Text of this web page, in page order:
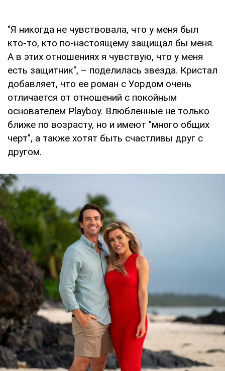
"Я никогда не чувствовала, что у меня был
кто-то, кто по-настоящему защищал бы меня.
А в этих отношениях я чувствую, что у меня
есть защитник", – поделилась звезда. Кристал
добавляет, что ее роман с Уордом очень
отличается от отношений с покойным
основателем Playboy. Влюбленные не только
ближе по возрасту, но и имеют "много общих
черт", а также хотят быть счастливы друг с
другом.